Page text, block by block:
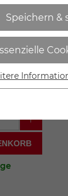
-
|
Speichern &
werden
cookie_optin